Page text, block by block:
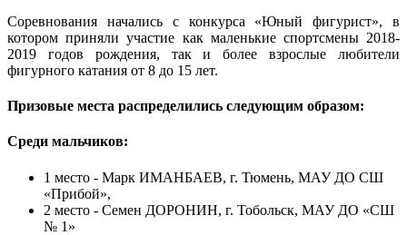
Соревнования начались с конкурса «Юный фигурист», в
котором приняли участие как маленькие спортсмены 2018-
2019 годов рождения, так и более взрослые любители
фигурного катания от 8 до 15 лет.
Призовые места распределились следующим образом:
Среди мальчиков:
1 место - Марк ИМАНБАЕВ, г. Тюмень, МАУ ДО СШ
«Прибой»,
2 место - Семен ДОРОНИН, г. Тобольск, МАУ ДО «СШ
№ 1»